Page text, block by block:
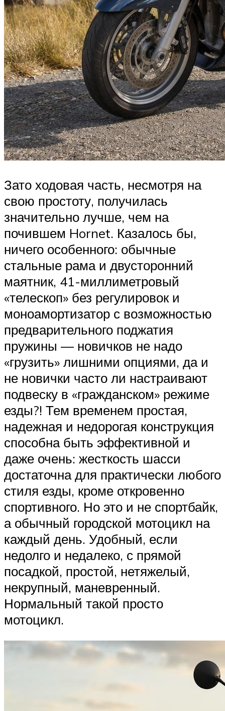
Зато ходовая часть, несмотря на
свою простоту, получилась
значительно лучше, чем на
почившем Hornet. Казалось бы,
ничего особенного: обычные
стальные рама и двусторонний
маятник, 41-миллиметровый
«телескоп» без регулировок и
моноамортизатор с возможностью
предварительного поджатия
пружины — новичков не надо
«грузить» лишними опциями, да и
не новички часто ли настраивают
подвеску в «гражданском» режиме
езды?! Тем временем простая,
надежная и недорогая конструкция
способна быть эффективной и
даже очень: жесткость шасси
достаточна для практически любого
стиля езды, кроме откровенно
спортивного. Но это и не спортбайк,
а обычный городской мотоцикл на
каждый день. Удобный, если
недолго и недалеко, с прямой
посадкой, простой, нетяжелый,
некрупный, маневренный.
Нормальный такой просто
мотоцикл.